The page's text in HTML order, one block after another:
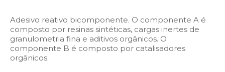
Adesivo reativo bicomponente. O componente A é
composto por resinas sintéticas, cargas inertes de
granulometria fina e aditivos orgânicos. O
componente B é composto por catalisadores
orgânicos.